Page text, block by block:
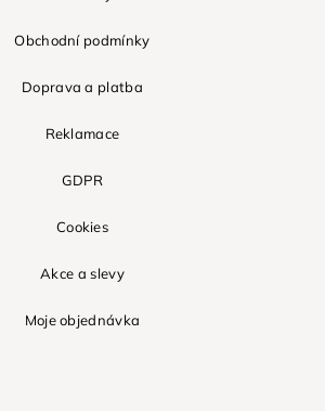
Obchodní podmínky
Doprava a platba
Reklamace
GDPR
Cookies
Akce a slevy
Moje objednávka